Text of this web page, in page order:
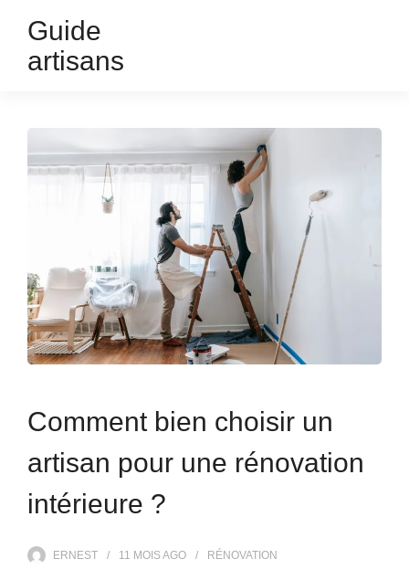
Guide
artisans
Comment bien choisir un
artisan pour une rénovation
intérieure ?
ERNEST 11 MOISAGO RÉNOVATION